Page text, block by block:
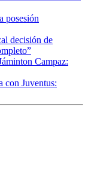
posesión
decisión de
Campaz:
con Juventus: